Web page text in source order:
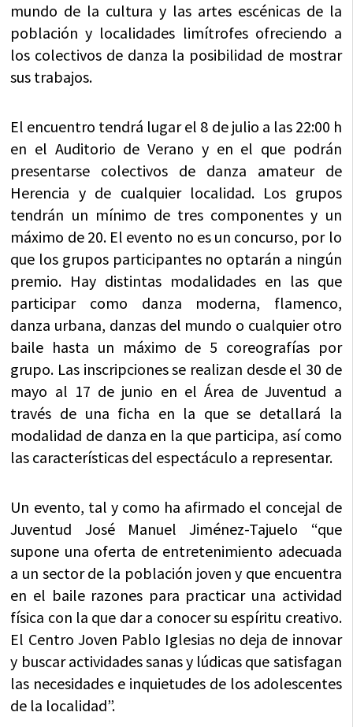
mundo de la cultura y las artes escénicas de la
población y localidades limítrofes ofreciendo a
los colectivos de danza la posibilidad de mostrar
sus trabajos.
El encuentro tendrá lugar el 8 de julio a las 22:00 h
en el Auditorio de Verano y en el que podrán
presentarse colectivos de danza amateur de
Herencia y de cualquier localidad. Los grupos
tendrán un mínimo de tres componentes y un
máximo de 20. El evento no es un concurso, por lo
que los grupos participantes no optarán a ningún
premio. Hay distintas modalidades en las que
participar como danza moderna, flamenco,
danza urbana, danzas del mundo o cualquier otro
baile hasta un máximo de 5 coreografías por
grupo. Las inscripciones se realizan desde el 30 de
mayo al 17 de junio en el Área de Juventud a
través de una ficha en la que se detallará la
modalidad de danza en la que participa, así como
las características del espectáculo a representar.
Un evento, tal y como ha afirmado el concejal de
Juventud José Manuel Jiménez-Tajuelo “que
supone una oferta de entretenimiento adecuada
a un sector de la población joven y que encuentra
en el baile razones para practicar una actividad
física con la que dar a conocer su espíritu creativo.
El Centro Joven Pablo Iglesias no deja de innovar
y buscar actividades sanas y lúdicas que satisfagan
las necesidades e inquietudes de los adolescentes
de la localidad”.